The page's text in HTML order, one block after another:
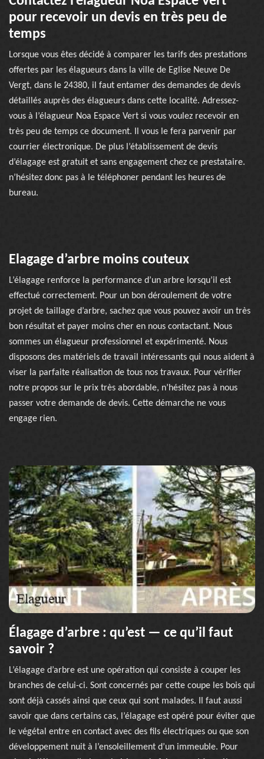
pour recevoir un devis en très peu de
temps
Lorsque vous êtes décidé à comparer les tarifs des prestations
offertes par les élagueurs dans la ville de Eglise Neuve De
Vergt, dans le 24380, il faut entamer des demandes de devis
détaillés auprès des élagueurs dans cette localité. Adressez-
vous à l’élagueur Noa Espace Vert si vous voulez recevoir en
très peu de temps ce document. Il vous le fera parvenir par
courrier électronique. De plus l’établissement de devis
d’élagage est gratuit et sans engagement chez ce prestataire.
n’hésitez donc pas à le téléphoner pendant les heures de
bureau.
Elagage d’arbre moins couteux
L’élagage renforce la performance d’un arbre lorsqu’il est
effectué correctement. Pour un bon déroulement de votre
projet de taillage d’arbre, sachez que vous pouvez avoir un très
bon résultat et payer moins cher en nous contactant. Nous
sommes un élagueur professionnel et expérimenté. Nous
disposons des matériels de travail intéressants qui nous aident à
viser la parfaite réalisation de tous nos travaux. Pour vérifier
notre propos sur le prix très abordable, n’hésitez pas à nous
passer votre demande de devis. Cette démarche ne vous
engage rien.
Élagage d’arbre : qu’est — ce qu’il faut
savoir ?
L’élagage d’arbre est une opération qui consiste à couper les
branches de celui-ci. Sont concernés par cette coupe les bois qui
sont déjà cassés ainsi que ceux qui sont malades. Il faut aussi
savoir que dans certains cas, l’élagage est opéré pour éviter que
le végétal entre en contact avec des fils électriques ou que son
développement nuit à l’ensoleillement d’un immeuble. Pour